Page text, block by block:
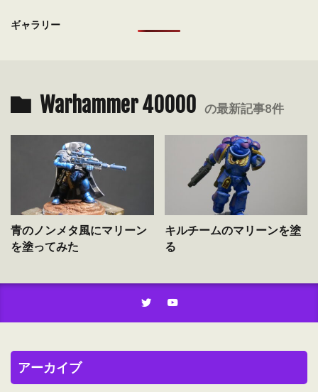
ギャラリー
Warhammer 40000 の最新記事8件
青のノンメタ風にマリーン
を塗ってみた
キルチームのマリーンを塗
る
アーカイブ